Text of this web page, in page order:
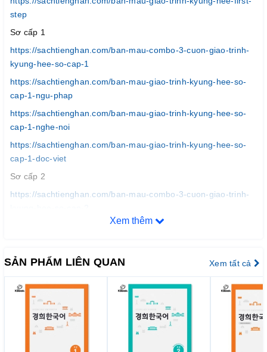
step
Sơ cấp 1
https://sachtienghan.com/ban-mau-combo-3-cuon-giao-trinh-
kyung-hee-so-cap-1
https://sachtienghan.com/ban-mau-giao-trinh-kyung-hee-so-
cap-1-ngu-phap
https://sachtienghan.com/ban-mau-giao-trinh-kyung-hee-so-
cap-1-nghe-noi
https://sachtienghan.com/ban-mau-giao-trinh-kyung-hee-so-
cap-1-doc-viet
Sơ cấp 2
https://sachtienghan.com/ban-mau-combo-3-cuon-giao-trinh-
https://sachtienghan.com/ban-mau-giao-trinh-kyung-hee-so-
https://sachtienghan.com/ban-mau-giao-trinh-kyung-hee-so-
https://sachtienghan.com/ban-mau-giao-trinh-kyung-hee-so-
cap-2-doc-viet
Trung cấp 1
https://sachtienghan.com/ban-mau-combo-3-cuon-giao-trinh-
Xem thêm
SẢN PHẨM LIÊN QUAN Xem tất cả